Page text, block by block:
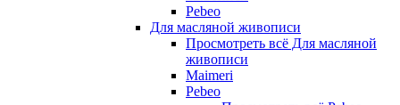
Pebeo
Для масляной живописи
Просмотреть всё Для масляной
живописи
Maimeri
Pebeo